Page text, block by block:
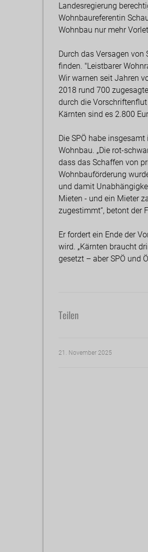
Landesregierung
Wohnbaureferentin
Wohnbau nur mehr
Durch das Versagen von
finden. "Leistbarer
Wir warnen seit Jahren
2018 rund 700
durch die
Kärnten sind es 2.800
Die SPÖ habe
Wohnbau. „Die rot-
dass das Schaffen von
Wohnbauförderung
und damit
Mieten - und ein Mieter
zugestimmt“, betont der
Er fordert ein Ende der
wird. „Kärnten braucht
gesetzt – aber SPÖ und
Teilen
21. November 2025